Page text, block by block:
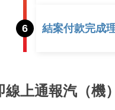
6 結案付款完成
線上通報汽（機